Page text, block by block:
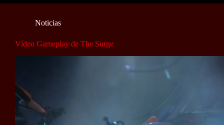
Noticias
Vídeo Gameplay de The Surge